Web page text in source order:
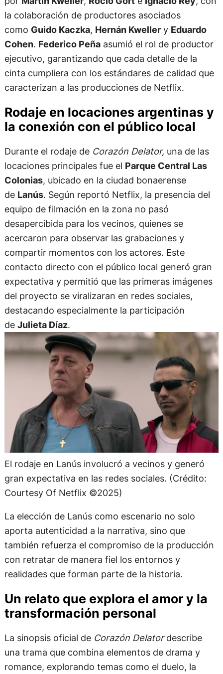
la colaboración de productores asociados
como Guido Kaczka, Hernán Kwellery Eduardo
Cohen. Federico Peñaasumió el rol de productor
ejecutivo, garantizando que cada detalle de la
cinta cumpliera con los estándares de calidad que
caracterizan a las producciones de Netflix.
Rodaje en locaciones argentinas y
la conexión con el público local
Durante el rodaje de Corazón Delator, una de las
locaciones principales fue el Parque Central Las
Colonias, ubicado en la ciudad bonaerense
de Lanús. Según reportó Netflix, la presencia del
equipo de filmación en la zona no pasó
desapercibida para los vecinos, quienes se
acercaron para observar las grabaciones y
compartir momentos con los actores. Este
contacto directo con el público local generó gran
expectativa y permitió que las primeras imágenes
del proyecto se viralizaran en redes sociales,
destacando especialmente la participación
de Julieta Díaz.
El rodaje en Lanús involucró a vecinos y generó
gran expectativa en las redes sociales. (Crédito:
Courtesy Of Netflix ©2025)
La elección de Lanús como escenario no solo
aporta autenticidad a la narrativa, sino que
también refuerza el compromiso de la producción
con retratar de manera fiel los entornos y
realidades que forman parte de la historia.
Un relato que explora el amor y la
transformación personal
La sinopsis oficial de Corazón Delatordescribe
una trama que combina elementos de drama y
romance, explorando temas como el duelo, la